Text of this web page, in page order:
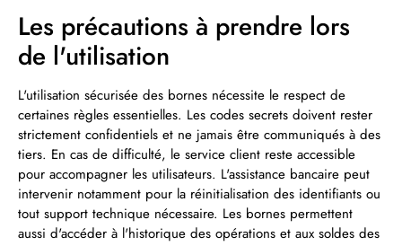
Les précautions à prendre lors
de l'utilisation
L'utilisation sécurisée des bornes nécessite le respect de
certaines règles essentielles. Les codes secrets doivent rester
strictement confidentiels et ne jamais être communiqués à des
tiers. En cas de difficulté, le service client reste accessible
pour accompagner les utilisateurs. L'assistance bancaire peut
intervenir notamment pour la réinitialisation des identifiants ou
tout support technique nécessaire. Les bornes permettent
aussi d'accéder à l'historique des opérations et aux soldes des